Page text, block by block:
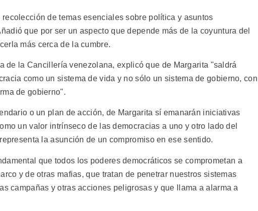
de temas esenciales sobre política y asuntos
que por ser un aspecto que depende más de la coyuntura del
más cerca de la cumbre.
de la Cancillería venezolana, explicó que de Margarita "saldrá
como un sistema de vida y no sólo un sistema de gobierno, con
de gobierno".
o un plan de acción, de Margarita sí emanarán iniciativas
un valor intrínseco de las democracias a uno y otro lado del
la asunción de un compromiso en ese sentido.
que todos los poderes democráticos se comprometan a
y de otras mafias, que tratan de penetrar nuestros sistemas
campañas y otras acciones peligrosas y que llama a alarma a